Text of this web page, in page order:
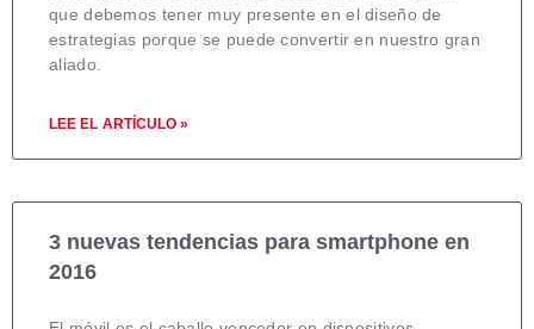
que debemos tener muy presente en el diseño de
estrategias porque se puede convertir en nuestro gran
aliado.
LEE EL ARTÍCULO »
3 nuevas tendencias para smartphone en
2016